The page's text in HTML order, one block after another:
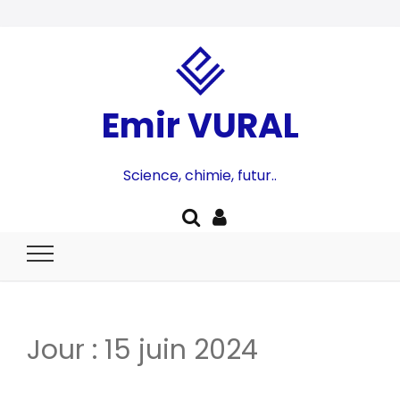
Emir VURAL
Science, chimie, futur..
Jour : 15 juin 2024